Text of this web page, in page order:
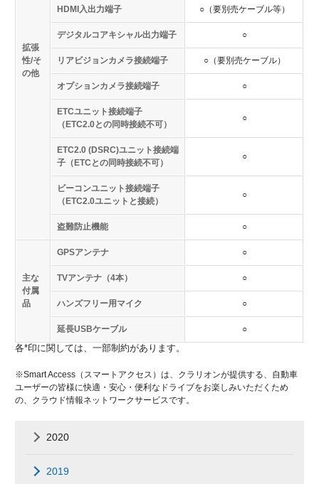
拡張
性/そ
の他
HDMI入出力端子 ○（要別売ケーブル等）
デジタルコアキシャル出力端子 ○
リアビジョンカメラ接続端子 ○（要別売ケーブル）
オプションカメラ接続端子 ○
ETCユニット接続端子
（ETC2.0との同時接続不可）
○
ETC2.0 (DSRC)ユニット接続端
子（ETCとの同時接続不可）
○
ビーコンユニット接続端子
（ETC2.0ユニットと接続）
○
盗難防止機能 ○
主な
付属
品
GPSアンテナ ○
TVアンテナ（4本） ○
ハンズフリー用マイク ○
延長USBケーブル ○
各*印に関しては、一部制約があります。
※Smart Access（スマートアクセス）は、クラリオンが提供する、自動車
ユーザーの皆様に快適・安心・便利なドライブをお楽しみいただくため
の、クラウド情報ネットワークサービスです。
2020
2019